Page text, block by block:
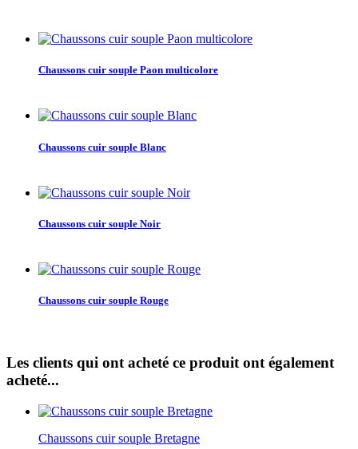
Chaussons cuir souple Paon multicolore
Chaussons cuir souple Blanc
Chaussons cuir souple Noir
Chaussons cuir souple Rouge
Les clients qui ont acheté ce produit ont également
acheté...
Chaussons cuir souple Bretagne